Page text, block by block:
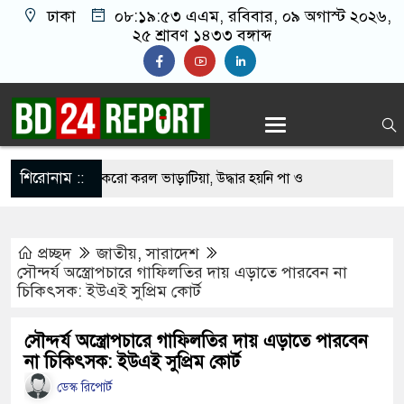
ঢাকা ০৮:১৯:৫৪ এএম, রবিবার, ০৯ অগাস্ট ২০২৬,
২৫ শ্রাবণ ১৪৩৩ বঙ্গাব্দ
শিরোনাম ::
কুপিয়ে ৯ টুকরো করল ভাড়াটিয়া, উদ্ধার হয়নি পা ও
শিক্ষার্থীদের সড়ক অব/রোধ করে বি’ক্ষো’ভ
বিএনপির ২ মনোনয়নপত্র সংগ্রহ
ফেলানীর চি’হ্ন সরিয়ে ফেলা ব্যক্তিদের উ’দ্দে’শ্য
প্রচ্ছদ জাতীয়,সারাদেশ
সৌন্দর্য অস্ত্রোপচারে গাফিলতির দায় এড়াতে পারবেন না
চিকিৎসক: ইউএই সুপ্রিম কোর্ট
সৌন্দর্য অস্ত্রোপচারে গাফিলতির দায় এড়াতে পারবেন
না চিকিৎসক: ইউএই সুপ্রিম কোর্ট
ডেস্ক রিপোর্ট